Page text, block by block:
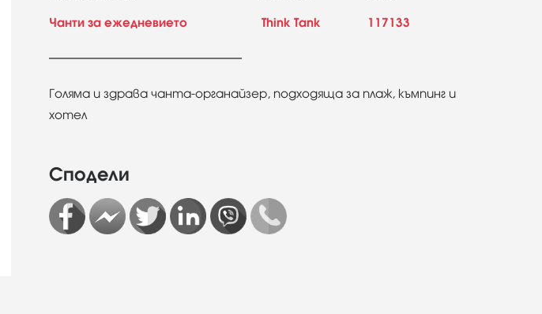
Чанти за ежедневието Think Tank 117133
Голяма и здрава чанта-органайзер, подходяща за плаж, къмпинг и
хотел
Сподели